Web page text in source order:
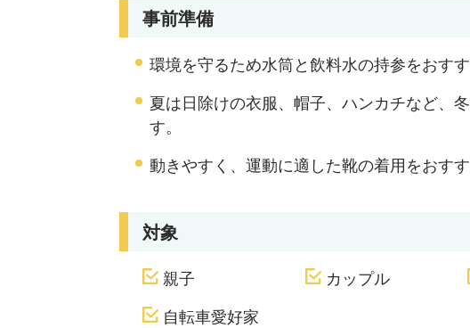
事前準備
環境を守るため水筒と飲料水の持参をおすす
夏は日除けの衣服、帽子、ハンカチなど、
す。
動きやすく、運動に適した靴の着用をおすす
対象
親子 カップル
自転車愛好家